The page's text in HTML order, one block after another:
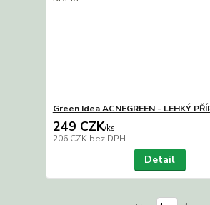
Green Idea ACNEGREEN - LEHKÝ
249 CZK/ks
206 CZK bez DPH
Detail